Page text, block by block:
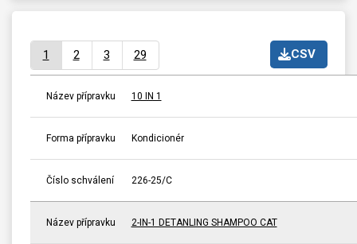
CSV
1 2 3 29
Název přípravku 10 IN 1
Forma přípravku Kondicionér
Číslo schválení 226-25/C
Název přípravku 2-IN-1 DETANLING SHAMPOO CAT